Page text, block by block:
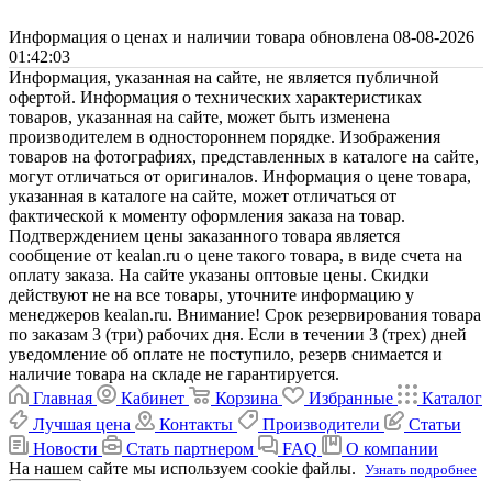
Информация о ценах и наличии товара обновлена 08-08-2026
01:42:03
Информация, указанная на сайте, не является публичной
офертой. Информация о технических характеристиках
товаров, указанная на сайте, может быть изменена
производителем в одностороннем порядке. Изображения
товаров на фотографиях, представленных в каталоге на сайте,
могут отличаться от оригиналов. Информация о цене товара,
указанная в каталоге на сайте, может отличаться от
фактической к моменту оформления заказа на товар.
Подтверждением цены заказанного товара является
сообщение от kealan.ru о цене такого товара, в виде счета на
оплату заказа. На сайте указаны оптовые цены. Скидки
действуют не на все товары, уточните информацию у
менеджеров kealan.ru. Внимание! Срок резервирования товара
по заказам 3 (три) рабочих дня. Если в течении 3 (трех) дней
уведомление об оплате не поступило, резерв снимается и
наличие товара на складе не гарантируется.
Главная
Кабинет Корзина Избранные
Каталог
Лучшая цена
Контакты Производители
Статьи
Новости
Стать партнером FAQ
О компании
На нашем сайте мы используем cookie файлы. Узнать подробнее